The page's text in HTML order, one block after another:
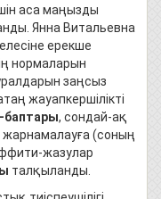
аса маңызды
Янна Витальевна
ерекше
нормаларын
заңсыз
жауапкершілікті
баптары, сондай-ақ
жарнамалауға (соның
жазулар
талқыланды.